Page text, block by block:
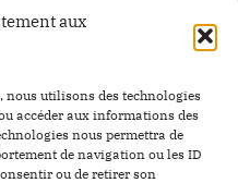
aux
nous utilisons des technologies
accéder aux informations des
nous permettra de
de navigation ou les ID
ou de retirer son